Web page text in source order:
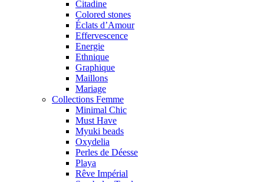
Citadine
Colored stones
Éclats d’Amour
Effervescence
Energie
Ethnique
Graphique
Maillons
Mariage
Collections Femme
Minimal Chic
Must Have
Myuki beads
Oxydelia
Perles de Déesse
Playa
Rêve Impérial